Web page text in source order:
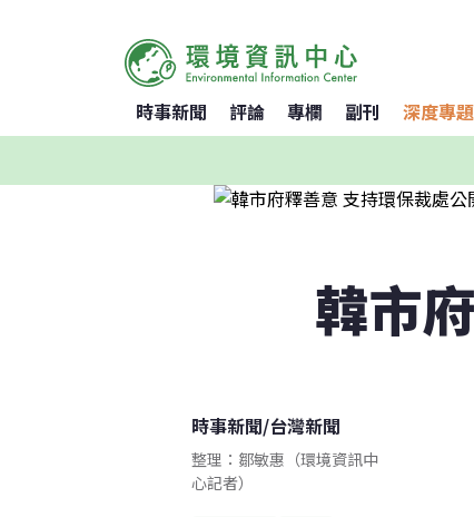
時事新聞 評論 專欄 副刊 深度專題
韓市
時事新聞/台灣新聞
整理：鄒敏惠（環境資訊中
心記者）